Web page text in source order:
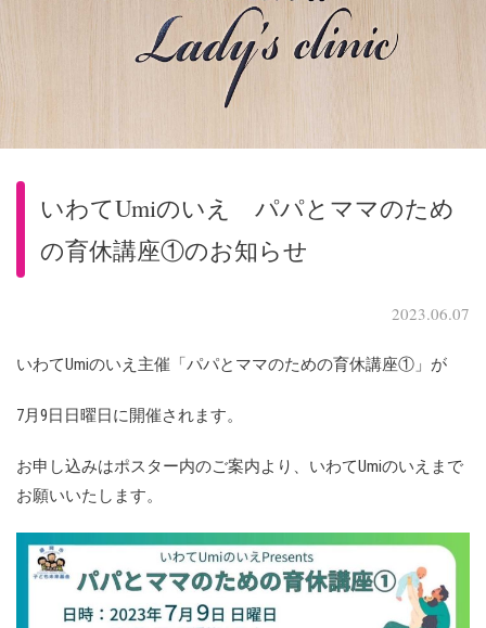
いわてUmiのいえ パパとママのため
の育休講座①のお知らせ
2023.06.07
いわてUmiのいえ主催「パパとママのための育休講座①」が
7月9日日曜日に開催されます。
お申し込みはポスター内のご案内より、いわてUmiのいえまで
お願いいたします。